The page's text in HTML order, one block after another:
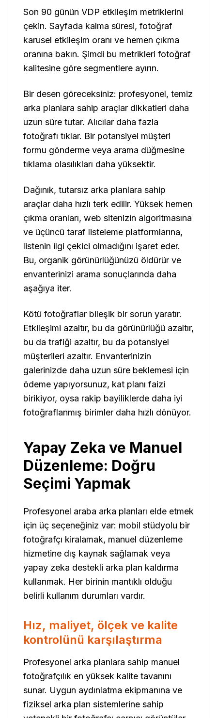
Son 90 günün VDP etkileşim metriklerini
çekin. Sayfada kalma süresi, fotoğraf
karusel etkileşim oranı ve hemen çıkma
oranına bakın. Şimdi bu metrikleri fotoğraf
kalitesine göre segmentlere ayırın.
Bir desen göreceksiniz: profesyonel, temiz
arka planlara sahip araçlar dikkatleri daha
uzun süre tutar. Alıcılar daha fazla
fotoğrafı tıklar. Bir potansiyel müşteri
formu gönderme veya arama düğmesine
tıklama olasılıkları daha yüksektir.
Dağınık, tutarsız arka planlara sahip
araçlar daha hızlı terk edilir. Yüksek hemen
çıkma oranları, web sitenizin algoritmasına
ve üçüncü taraf listeleme platformlarına,
listenin ilgi çekici olmadığını işaret eder.
Bu, organik görünürlüğünüzü öldürür ve
envanterinizi arama sonuçlarında daha
aşağıya iter.
Kötü fotoğraflar bileşik bir sorun yaratır.
Etkileşimi azaltır, bu da görünürlüğü azaltır,
bu da trafiği azaltır, bu da potansiyel
müşterileri azaltır. Envanterinizin
galerinizde daha uzun süre beklemesi için
ödeme yapıyorsunuz, kat planı faizi
birikiyor, oysa rakip bayiliklerde daha iyi
fotoğraflanmış birimler daha hızlı dönüyor.
Yapay Zeka ve Manuel
Düzenleme: Doğru
Seçimi Yapmak
Profesyonel araba arka planları elde etmek
için üç seçeneğiniz var: mobil stüdyolu bir
fotoğrafçı kiralamak, manuel düzenleme
hizmetine dış kaynak sağlamak veya
yapay zeka destekli arka plan kaldırma
kullanmak. Her birinin mantıklı olduğu
belirli kullanım durumları vardır.
Hız, maliyet, ölçek ve kalite
kontrolünü karşılaştırma
Profesyonel arka planlara sahip manuel
fotoğrafçılık en yüksek kalite tavanını
sunar. Uygun aydınlatma ekipmanına ve
fiziksel arka plan sistemlerine sahip